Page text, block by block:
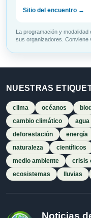
Sitio del encuentro →
La programación y
sus organizadores. Conviene
NUESTRAS
clima océanos
cambio climático
agua
deforestación
energía
naturaleza
científicos
medio ambiente
crisis
ecosistemas
lluvias